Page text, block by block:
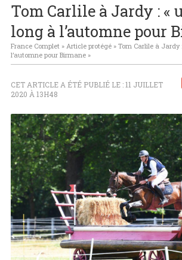
indoor reviennent le 23 Janvier 2027 !
Tom Carlile à Jardy : «
long à l’automne pour
France Complet» Article protégé» Tom Carlile à
l’automne pour Birmane »
CET ARTICLE A ÉTÉ PUBLIÉ LE : 11 JUILLET
2020 À 13H48